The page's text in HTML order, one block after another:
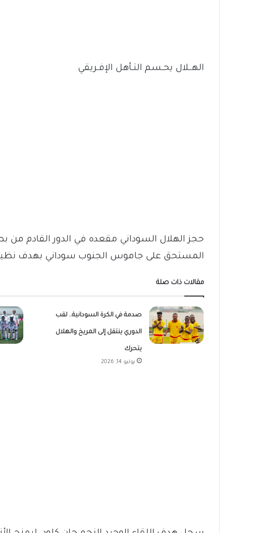
الهــلال يحـسم التـأهل الإفـريقي
حجز الهلال السوداني مقعده في الدور القادم من
المستحق على جاموس الجنوب سوداني بهدف نظيف
مقالات ذات صلة
صدمة في الكرة السودانية.. لقب
الدوري ينتقل إلى المريخ والهلال
يتحرك
يوليو 14, 2026